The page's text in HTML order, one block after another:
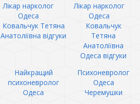
Лікар нарколог
Одеса
Лікар нарколог
Одеса
Ковальчук Тетяна
Анатоліївна відгуки
Ковальчук
Тетяна
Анатоліївна
Одеса відгуки
Найкращий
психоневролог
Одеса
Психоневролог
Одеса
Черемушки